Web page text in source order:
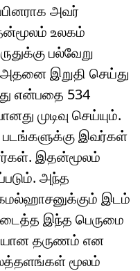
அவர்
உலகம்
பல்வேறு
அதனை இறுதி செய்து
என்பதை 534
முடிவு செய்யும்.
படங்களுக்கு இவர்கள்
இதன்மூலம்
அந்த
கமல்ஹாசனுக்கும் இடம்
இந்த பெருமை
தருணம் என
மூலம்